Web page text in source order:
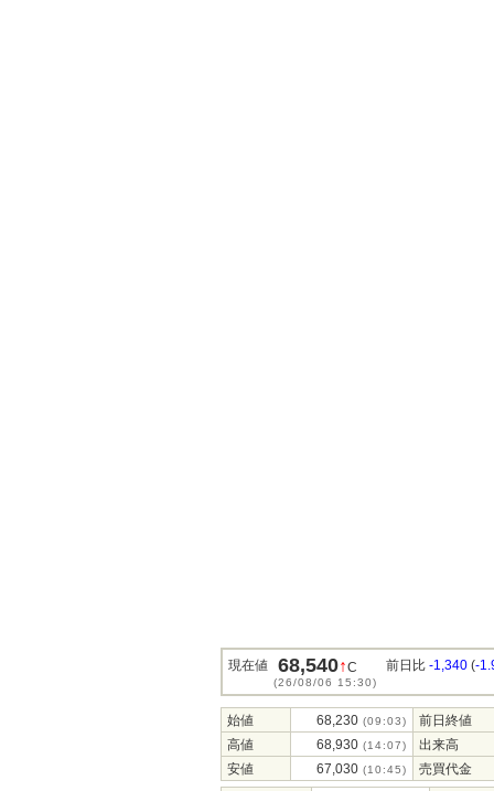
現在値 68,540↑C
(26/08/06 15:30)
前日比 -1,340 (-
始値 68,230 (09:03)
前日終値
高値
68,930 (14:07)
出来高
安値
67,030 (10:45) 売買代金